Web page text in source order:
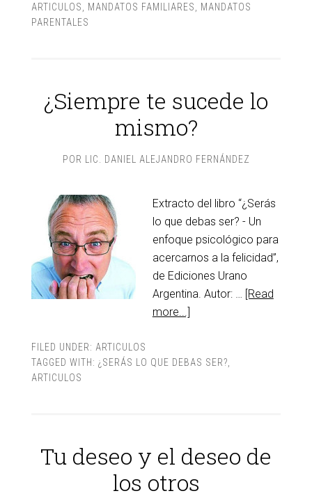
ARTICULOS MANDATOS FAMILIARES
MANDATOS
PARENTALES
¿Siempre te sucede lo
mismo?
POR LIC. DANIEL ALEJANDRO FERNÁNDEZ
Extracto del libro “¿Serás
lo que debas ser? - Un
enfoque psicológico para
acercarnos a la felicidad”,
de Ediciones Urano
Argentina. Autor: … [Read
more...]
FILED UNDER: ARTICULOS
TAGGED WITH: ¿SERÁS LO QUE DEBAS SER?
ARTICULOS
Tu deseo y el deseo de
los otros